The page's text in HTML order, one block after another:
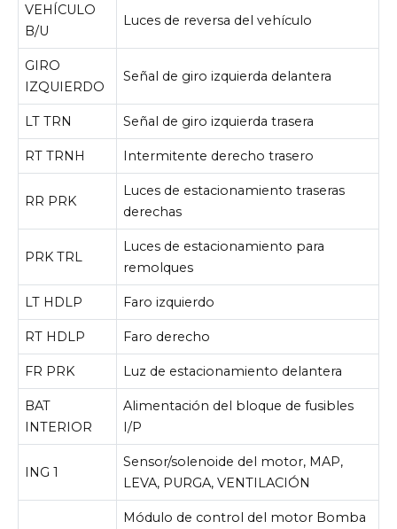
VEHÍCULO
B/U
Luces de reversa del vehículo
GIRO
IZQUIERDO
Señal de giro izquierda delantera
LT TRN Señal de giro izquierda trasera
RT TRNH Intermitente derecho trasero
RR PRK
Luces de estacionamiento traseras
derechas
PRK TRL
Luces de estacionamiento para
remolques
LT HDLP Faro izquierdo
RT HDLP Faro derecho
FR PRK Luz de estacionamiento delantera
BAT
INTERIOR
Alimentación del bloque de fusibles
I/P
ING 1
Sensor/solenoide del motor, MAP,
LEVA, PURGA, VENTILACIÓN
Módulo de control del motor Bomba